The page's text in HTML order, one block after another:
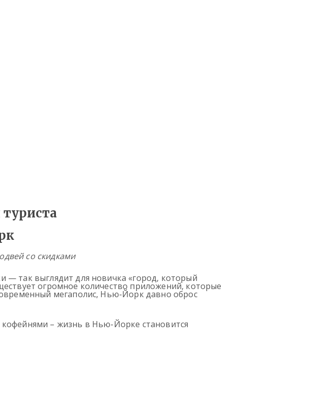
со скидками
— так выглядит для новичка «город, который
огромное количество приложений, которые
мегаполис, Нью-Йорк давно оброс
– жизнь в Нью-Йорке становится